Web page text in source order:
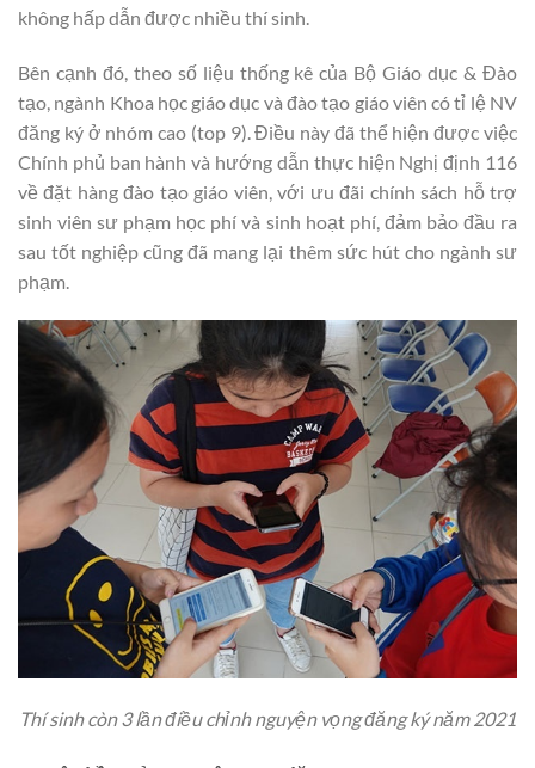
không hấp dẫn được nhiều thí sinh.
Bên cạnh đó, theo số liệu thống kê của Bộ Giáo dục & Đào
tạo, ngành Khoa học giáo dục và đào tạo giáo viên có tỉ lệ NV
đăng ký ở nhóm cao (top 9). Điều này đã thể hiện được việc
Chính phủ ban hành và hướng dẫn thực hiện Nghị định 116
về đặt hàng đào tạo giáo viên, với ưu đãi chính sách hỗ trợ
sinh viên sư phạm học phí và sinh hoạt phí, đảm bảo đầu ra
sau tốt nghiệp cũng đã mang lại thêm sức hút cho ngành sư
phạm.
Thí sinh còn 3 lần điều chỉnh nguyện vọng đăng ký năm 2021